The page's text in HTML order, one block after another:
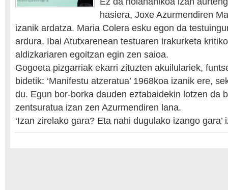
hasiera, Joxe Azurmendiren
izanik ardatza. Maria Colera esku egon da
ardura, Ibai Atutxarenean testuaren irakurketa
aldizkariaren egoitzan egin zen saioa.
Gogoeta pizgarriak ekarri zituzten akuilulariek,
bidetik: ‘Manifestu atzeratua’ 1968koa izanik ere,
du. Egun bor-borka dauden eztabaidekin lotzen da
zentsuratua izan zen Azurmendiren lana.
‘Izan zirelako gara? Eta nahi dugulako izango